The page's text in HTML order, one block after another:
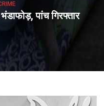
पांच गिरफ्तार